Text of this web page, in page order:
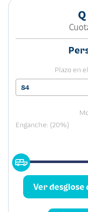
Plazo en
84
Enganche: (20%)
Ver desglose